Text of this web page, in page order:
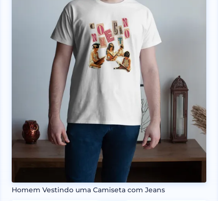
Homem Vestindo uma Camiseta com Jeans